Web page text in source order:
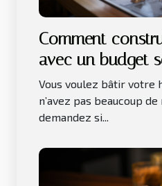
Comment
avec un budget
Vous voulez bâtir votre
n’avez pas beaucoup
demandez si...